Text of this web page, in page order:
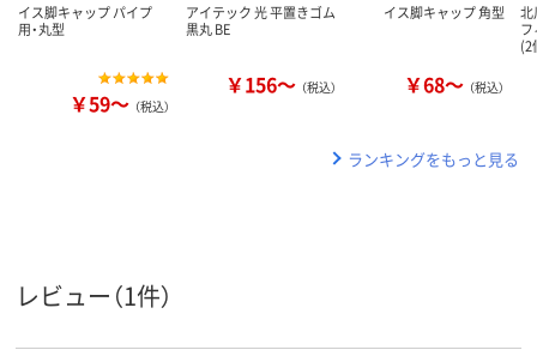
イス脚キャップ パイプ
用・丸型
￥59～ （税込）
アイテック 光 平置きゴム
黒丸 BE
￥156～ （税込）
イス脚キャップ 角型
￥68～ （税込）
北
ランキングをもっと見る
レビュー（1件）